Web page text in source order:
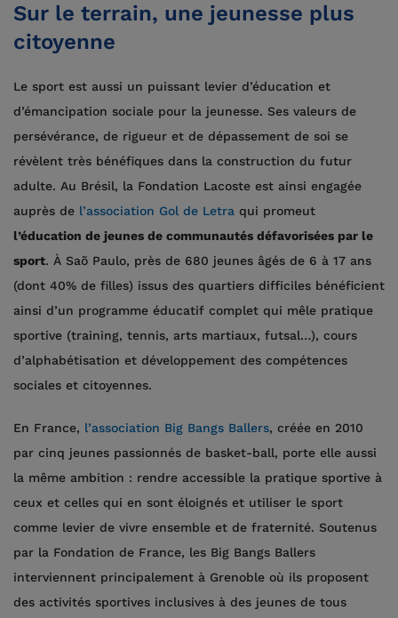
Sur le terrain, une jeunesse plus
citoyenne
Le sport est aussi un puissant levier d’éducation et
d’émancipation sociale pour la jeunesse. Ses valeurs de
persévérance, de rigueur et de dépassement de soi se
révèlent très bénéfiques dans la construction du futur
adulte. Au Brésil, la Fondation Lacoste est ainsi engagée
auprès de l’association Gol de Letra qui promeut
l’éducation de jeunes de communautés défavorisées par le
sport. À Saõ Paulo, près de 680 jeunes âgés de 6 à 17 ans
(dont 40% de filles) issus des quartiers difficiles bénéficient
ainsi d’un programme éducatif complet qui mêle pratique
sportive (training, tennis, arts martiaux, futsal…), cours
d’alphabétisation et développement des compétences
sociales et citoyennes.
En France, l’association Big Bangs Ballers, créée en 2010
par cinq jeunes passionnés de basket-ball, porte elle aussi
la même ambition : rendre accessible la pratique sportive à
ceux et celles qui en sont éloignés et utiliser le sport
comme levier de vivre ensemble et de fraternité. Soutenus
par la Fondation de France, les Big Bangs Ballers
interviennent principalement à Grenoble où ils proposent
des activités sportives inclusives à des jeunes de tous